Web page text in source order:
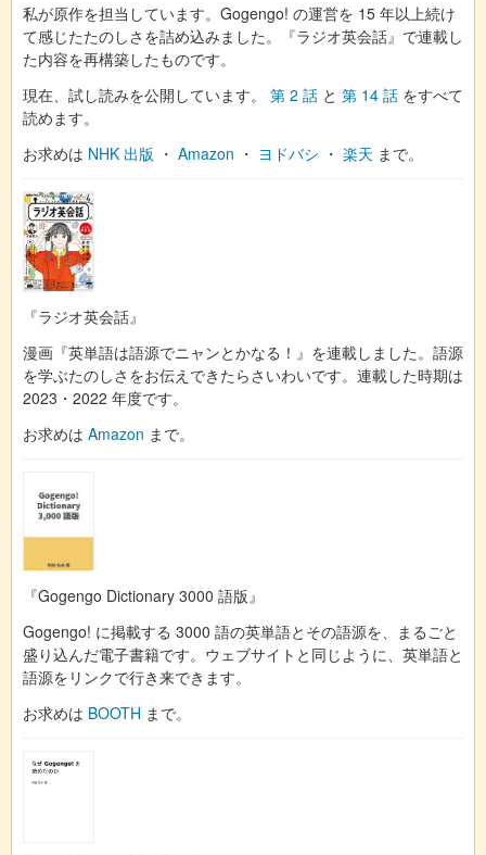
私が原作を担当しています。Gogengo! の運営を 15 年以上続け
て感じたたのしさを詰め込みました。『ラジオ英会話』で連載し
た内容を再構築したものです。
現在、試し読みを公開しています。 第 2 話 と 第 14 話 をすべて
読めます。
お求めは NHK 出版 ・ Amazon ・ ヨドバシ ・ 楽天 まで。
『ラジオ英会話』
漫画『英単語は語源でニャンとかなる！』を連載しました。語源
を学ぶたのしさをお伝えできたらさいわいです。連載した時期は
2023・2022 年度です。
お求めは Amazon まで。
『Gogengo Dictionary 3000 語版』
Gogengo! に掲載する 3000 語の英単語とその語源を、まるごと
盛り込んだ電子書籍です。ウェブサイトと同じように、英単語と
語源をリンクで行き来できます。
お求めは BOOTH まで。